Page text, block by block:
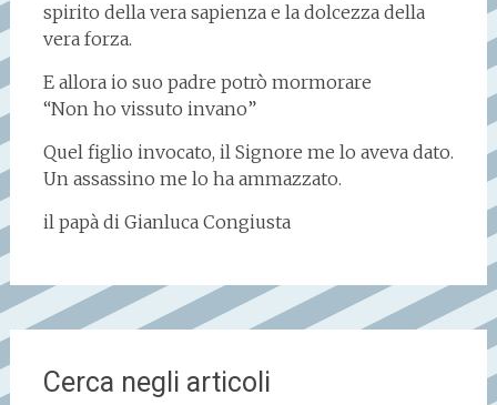
spirito della vera sapienza e la dolcezza della
vera forza.
E allora io suo padre potrò mormorare
“Non ho vissuto invano”
Quel figlio invocato, il Signore me lo aveva dato.
Un assassino me lo ha ammazzato.
il papà di Gianluca Congiusta
Cerca negli articoli